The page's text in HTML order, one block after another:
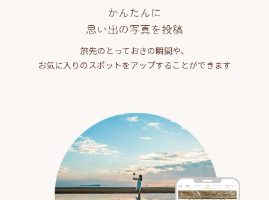
かんたんに
思い出の写真を投稿
旅先のとっておきの瞬間や、
お気に入りのスポットをアップすることができます